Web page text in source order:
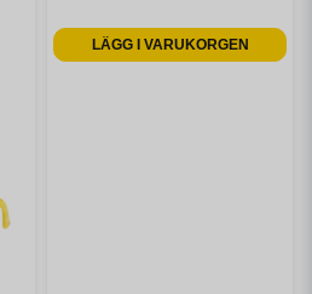
LÄGG I VARUKORGEN